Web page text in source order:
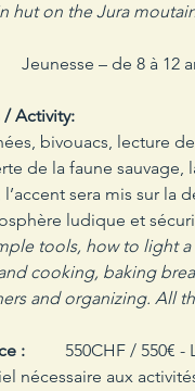
hut on the Jura
Jeunesse – de 8 à 12
Activity:
bivouacs, lecture
de la faune
l’accent sera mis sur la
ludique et
tools, how to light
cooking, baking
and organizing. All
: 550CHF / 550€ - Le prix inclus l’hébergement en pension complète, l’encadrement, les animations et
nécessaire aux